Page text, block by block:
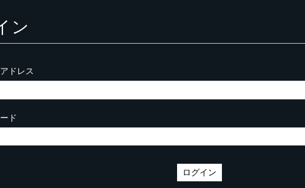
ン
ドレス
ド
ログイン